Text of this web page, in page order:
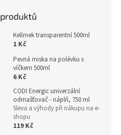
Kelímek transparentní 500ml
1 Kč
Pevná miska na polévku s
víčkem 500ml
6 Kč
CODI Energic univerzální
odmašťovač - náplň, 750 ml
Sleva a výhody při nákupu na e-
shopu
119 Kč